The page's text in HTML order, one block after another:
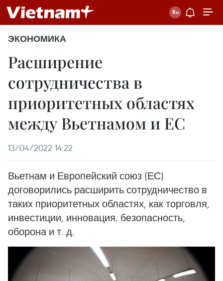
ЭКОНОМИКА
Расширение
сотрудничества в
приоритетных областях
между Вьетнамом и ЕС
13/04/2022 14:22
Вьетнам и Европейский союз (ЕС)
договорились расширить сотрудничество в
таких приоритетных областях, как торговля,
инвестиции, инновация, безопасность,
оборона и т. д.